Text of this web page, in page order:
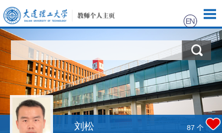
首页
科学研究
教学研究
获奖信息 刘松 87 个